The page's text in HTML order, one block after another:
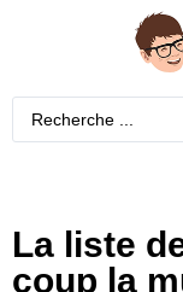
La liste
coup la